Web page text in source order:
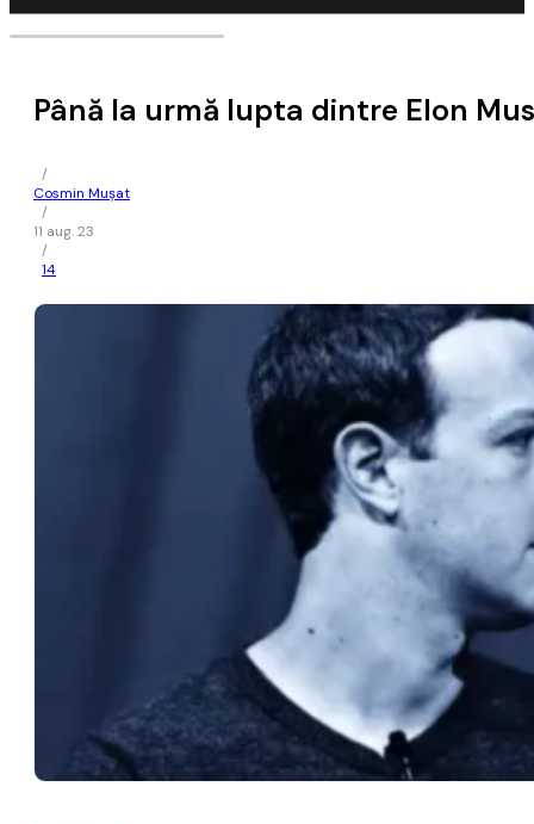
Până la urmă lupta dintre Elon
/
Cosmin Mușat
/
11 aug. 23
/
14